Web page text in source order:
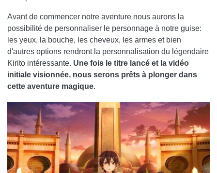
Avant de commencer notre aventure nous aurons la
possibilité de personnaliser le personnage à notre guise:
les yeux, la bouche, les cheveux, les armes et bien
d'autres options rendront la personnalisation du légendaire
Kirito intéressante. Une fois le titre lancé et la vidéo
initiale visionnée, nous serons prêts à plonger dans
cette aventure magique.